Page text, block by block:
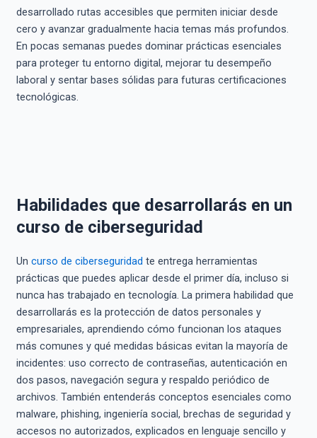
desarrollado rutas accesibles que permiten iniciar desde
cero y avanzar gradualmente hacia temas más profundos.
En pocas semanas puedes dominar prácticas esenciales
para proteger tu entorno digital, mejorar tu desempeño
laboral y sentar bases sólidas para futuras certificaciones
tecnológicas.
Habilidades que desarrollarás en un
curso de ciberseguridad
Un curso de ciberseguridad te entrega herramientas
prácticas que puedes aplicar desde el primer día, incluso si
nunca has trabajado en tecnología. La primera habilidad que
desarrollarás es la protección de datos personales y
empresariales, aprendiendo cómo funcionan los ataques
más comunes y qué medidas básicas evitan la mayoría de
incidentes: uso correcto de contraseñas, autenticación en
dos pasos, navegación segura y respaldo periódico de
archivos. También entenderás conceptos esenciales como
malware, phishing, ingeniería social, brechas de seguridad y
accesos no autorizados, explicados en lenguaje sencillo y